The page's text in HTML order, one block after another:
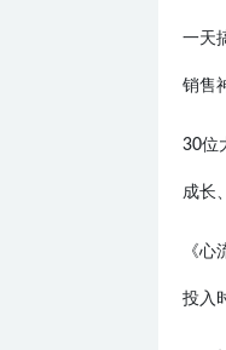
一天
销售
30位
成长
《
投入